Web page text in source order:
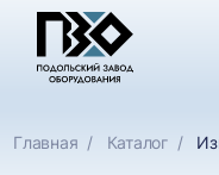
Главная Каталог